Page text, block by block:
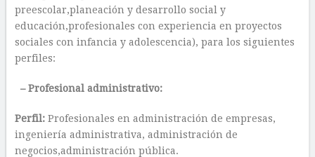
preescolar,planeación y desarrollo social y
educación,profesionales con experiencia en proyectos
sociales con infancia y adolescencia), para los siguientes
perfiles:
– Profesional administrativo:
Perfil: Profesionales en administración de empresas,
ingeniería administrativa, administración de
negocios,administración pública.